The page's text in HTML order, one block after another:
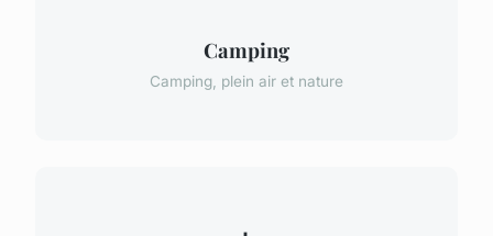
Camping
Camping, plein air et nature